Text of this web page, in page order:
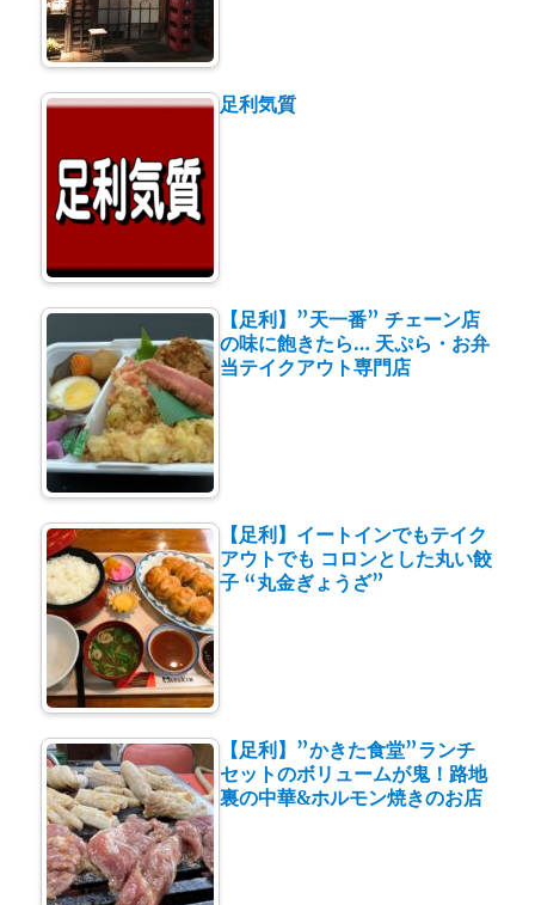
足利気質
【足利】”天一番” チェーン店
の味に飽きたら… 天ぷら・お弁
当テイクアウト専門店
【足利】イートインでもテイク
アウトでも コロンとした丸い餃
子 “丸金ぎょうざ”
【足利】”かきた食堂”ランチ
セットのボリュームが鬼！路地
裏の中華&ホルモン焼きのお店